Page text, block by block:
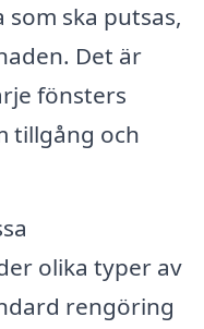
ska putsas,
Det är
fönsters
tillgång och
olika typer av
rengöring